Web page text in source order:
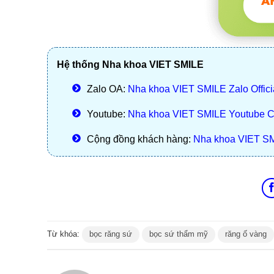
Hệ thống Nha khoa VIET SMILE
Zalo OA: Nha khoa VIET SMILE Zalo
Youtube: Nha khoa VIET SMILE Youtube
Cộng đồng khách hàng: Nha khoa VIET
Từ khóa: bọc răng sứ bọc sứ thẩm mỹ răng ố vàng